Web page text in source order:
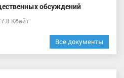
обсуждений
Кбайт
Все документы